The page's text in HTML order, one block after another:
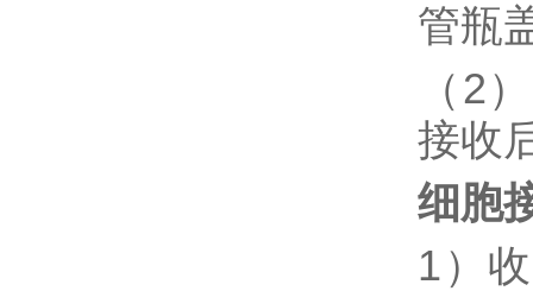
管瓶
（2
接收
细胞
1）